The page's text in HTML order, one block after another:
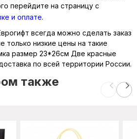
перейдите на страницу с
и оплате.
всегда можно сделать заказ
только низкие цены на такие
размер 23*26см Две красные
по всей территории России.
также